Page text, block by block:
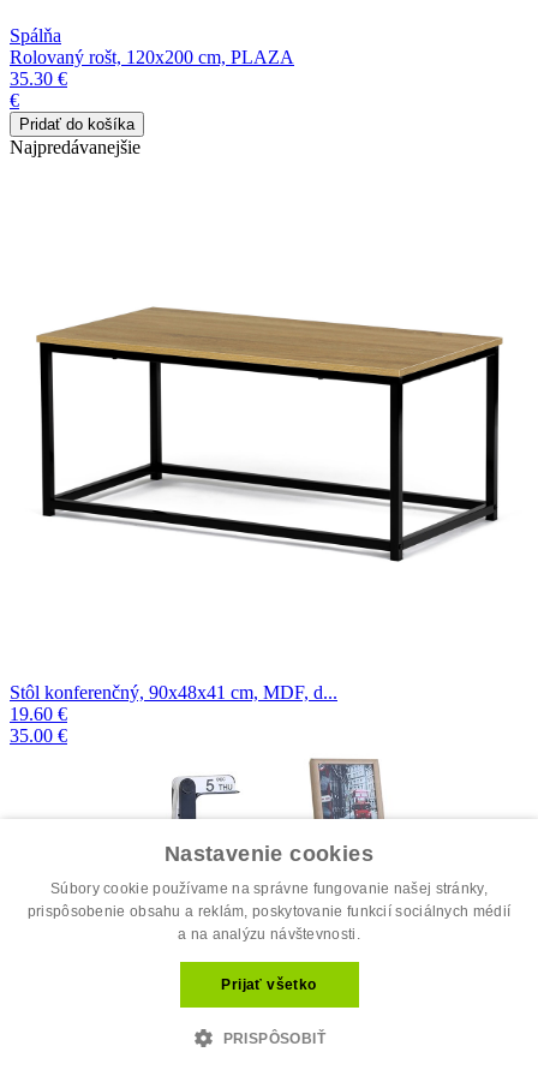
Spálňa
Rolovaný rošt, 120x200 cm, PLAZA
35.30 €
€
Najpredávanejšie
Stôl konferenčný, 90x48x41 cm, MDF, d...
19.60 €
35.00 €
Nastavenie cookies
Súbory cookie používame na správne fungovanie našej stránky,
prispôsobenie obsahu a reklám, poskytovanie funkcií sociálnych médií
a na analýzu návštevnosti.
Prijať všetko
PRISPÔSOBIŤ